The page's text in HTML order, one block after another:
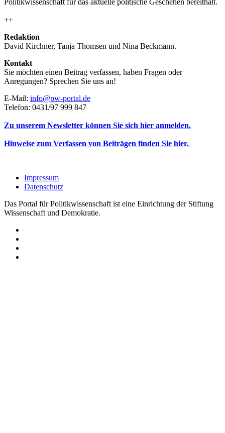
Politikwissenschaft für das aktuelle politische Geschehen bereithält.
++
Redaktion
David Kirchner, Tanja Thomsen und Nina Beckmann.
Kontakt
Sie möchten einen Beitrag verfassen, haben Fragen oder
Anregungen? Sprechen Sie uns an!
E-Mail: info@pw-portal.de
Telefon: 0431/97 999 847
Zu unserem Newsletter können Sie sich hier anmelden.
Hinweise zum Verfassen von Beiträgen finden Sie hier.
Impressum
Datenschutz
Das Portal für Politikwissenschaft ist eine Einrichtung der Stiftung
Wissenschaft und Demokratie.